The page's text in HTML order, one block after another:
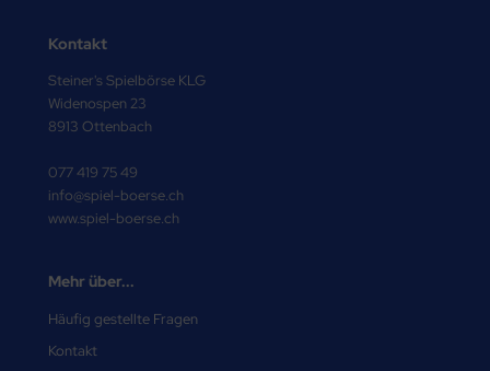
Kontakt
Steiner's Spielbörse KLG
Widenospen 23
8913 Ottenbach
077 419 75 49
info@spiel-boerse.ch
www.spiel-boerse.ch
Mehr über...
Häufig gestellte Fragen
Kontakt